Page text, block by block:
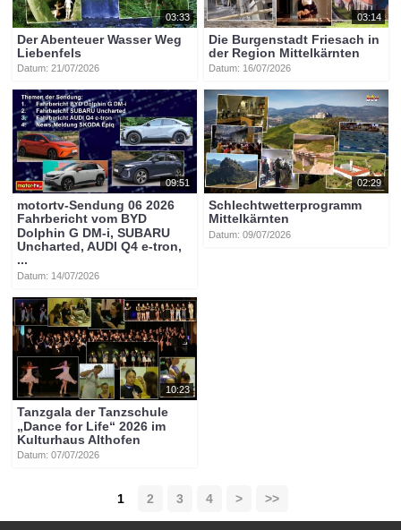
03:33
Der Abenteuer Wasser Weg
Liebenfels
Datum: 21/07/2026
03:14
Die Burgenstadt Friesach in
der Region Mittelkärnten
Datum: 16/07/2026
09:51
motortv-Sendung 06 2026
Fahrbericht vom BYD
Dolphin G DM-i, SUBARU
Uncharted, AUDI Q4 e-tron,
...
Datum: 14/07/2026
02:29
Schlechtwetterprogramm
Mittelkärnten
Datum: 09/07/2026
10:23
Tanzgala der Tanzschule
„Dance for Life“ 2026 im
Kulturhaus Althofen
Datum: 07/07/2026
1 2 3 4 > >>